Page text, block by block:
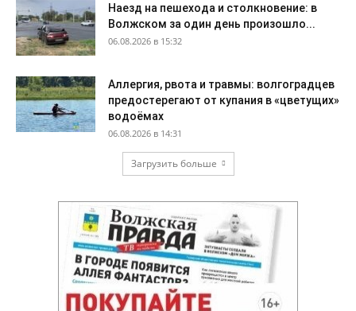
Наезд на пешехода и столкновение: в
Волжском за один день произошло...
06.08.2026 в 15:32
Аллергия, рвота и травмы: волгоградцев
предостерегают от купания в «цветущих»
водоёмах
06.08.2026 в 14:31
Загрузить больше